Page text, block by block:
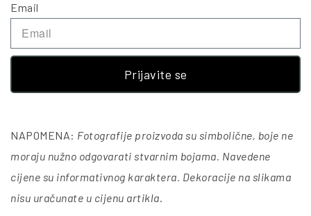
Email
Prijavite se
NAPOMENA: Fotografije proizvoda su simbolične, boje ne
moraju nužno odgovarati stvarnim bojama. Navedene
cijene su informativnog karaktera. Dekoracije na slikama
nisu uračunate u cijenu artikla.